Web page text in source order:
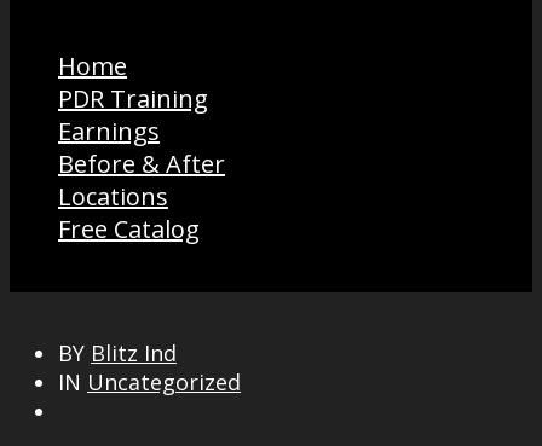
Home
PDR Training
Earnings
Before & After
Locations
Free Catalog
BY Blitz Ind
IN Uncategorized